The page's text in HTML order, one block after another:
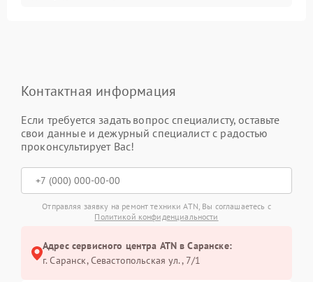
Контактная информация
Если требуется задать вопрос специалисту, оставьте
свои данные и дежурный специалист с радостью
проконсультирует Вас!
Отправляя заявку на ремонт техники ATN, Вы соглашаетесь с
Политикой конфиденциальности
Адрес сервисного центра ATN в Саранске:
г. Саранск, Севастопольская ул., 7/1